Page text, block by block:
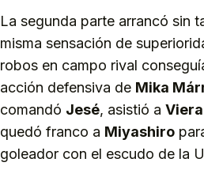
La segunda parte arrancó sin
misma sensación de
robos en campo rival
acción defensiva de Mika
comandó Jesé, asistió a Viera
quedó franco a Miyashiro
goleador con el escudo de la